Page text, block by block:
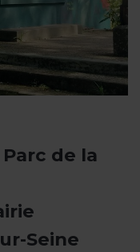
de la
Seine